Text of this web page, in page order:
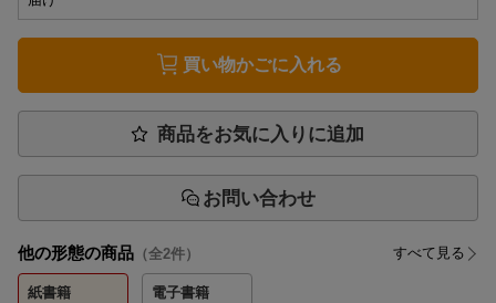
買い物かごに入れる
商品をお気に入りに追加
お問い合わせ
他の形態の商品 （全2件） すべて見る
紙書籍 電子書籍